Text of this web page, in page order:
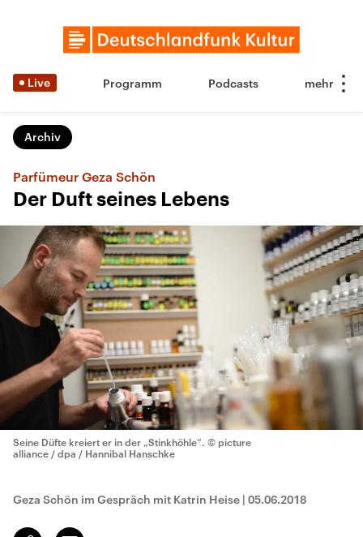
Live Programm Podcasts
Archiv
Parfümeur Geza Schön
Der Duft seines Lebens
Seine Düfte kreiert er in der „Stinkhöhle“. © picture
alliance / dpa / Hannibal Hanschke
Geza Schön im Gespräch mit Katrin Heise | 05.06.2018